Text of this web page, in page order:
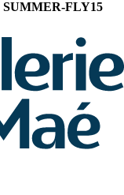
SUMMER-FLY15